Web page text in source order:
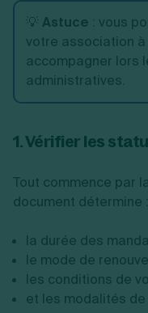
💡Astuce : vous
votre association
accompagner lors
administratives.
1. Vérifier les
Tout commence par la
document détermine :
la durée des
le mode de
les conditions de
et les modalités